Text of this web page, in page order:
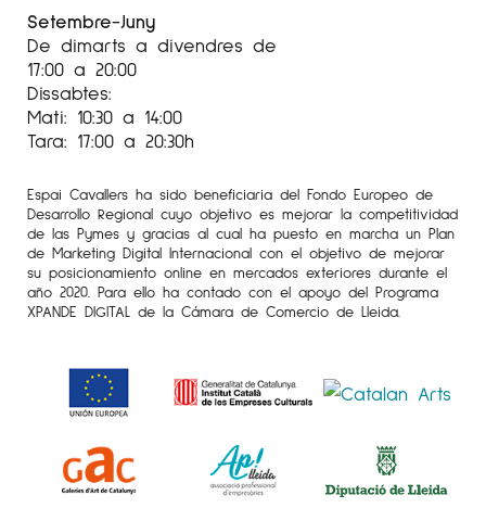
Setembre-Juny
De dimarts a divendres de
17:00 a 20:00
Dissabtes:
Mati: 10:30 a 14:00
Tara: 17:00 a 20:30h
Espai Cavallers ha sido beneficiaria del Fondo Europeo de
Desarrollo Regional cuyo objetivo es mejorar la competitividad
de las Pymes y gracias al cual ha puesto en marcha un Plan
de Marketing Digital Internacional con el objetivo de mejorar
su posicionamiento online en mercados exteriores durante el
año 2020. Para ello ha contado con el apoyo del Programa
XPANDE DIGITAL de la Cámara de Comercio de Lleida.